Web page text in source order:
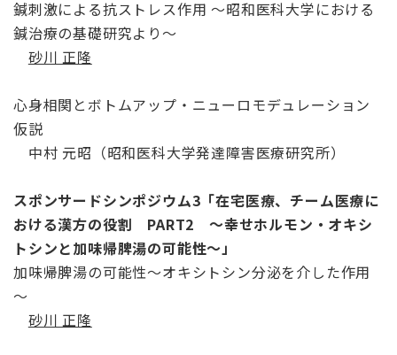
鍼刺激による抗ストレス作用 ～昭和医科大学における
鍼治療の基礎研究より～
砂川 正隆
心身相関とボトムアップ・ニューロモデュレーション
仮説
中村 元昭（昭和医科大学発達障害医療研究所）
スポンサードシンポジウム3「在宅医療、チーム医療に
おける漢方の役割 PART2 ～幸せホルモン・オキシ
トシンと加味帰脾湯の可能性～」
加味帰脾湯の可能性～オキシトシン分泌を介した作用
～
砂川 正隆